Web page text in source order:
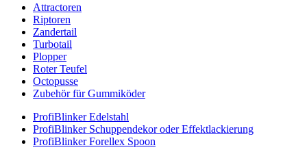
Attractoren
Riptoren
Zandertail
Turbotail
Plopper
Roter Teufel
Octopusse
Zubehör für Gummiköder
ProfiBlinker Edelstahl
ProfiBlinker Schuppendekor oder Effektlackierung
ProfiBlinker Forellex Spoon